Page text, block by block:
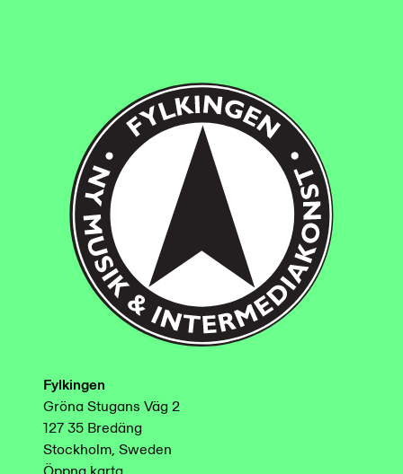
Fylkingen
Gröna Stugans Väg 2
127 35 Bredäng
Stockholm, Sweden